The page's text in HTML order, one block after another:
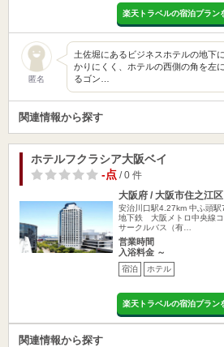
楽天トラベルの宿泊プラン
匿名
土佐堀にあるビジネスホテルの地下
かりにくく、ホテルの西側の角を左
るゴン…
関連情報から探す
ホテルフクラシア大阪ベイ
-点/ 0 件
大阪府 / 大阪市住之江区
安治川口駅4.27km 中ふ頭駅
地下鉄 大阪メトロ中央線コ
サークルバス（有…
営業時間
入浴料金 ～
宿泊 ホテル
楽天トラベルの宿泊プラン
関連情報から探す